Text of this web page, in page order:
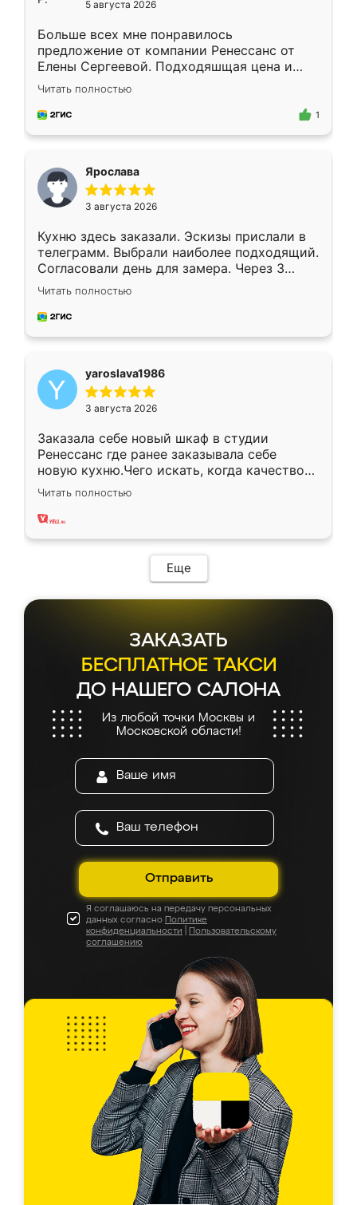
5 августа 2026
Больше всех мне понравилось
предложение от компании Ренессанс от
Елены Сергеевой. Подходяшщая цена и
короткие сроки изготовления. Приехавший
для замера сотрудник Владислав
предложил по моему эскизу самый
Читать полностью
1
Ярослава
3 августа 2026
Кухню здесь заказали. Эскизы прислали в
телеграмм. Выбрали наиболее подходящий.
Согласовали день для замера. Через 3
недели кухня была уже готова. Остались
довольны работой. Спасибо Ренессанс
мебель за качественную работу!
Читать полностью
yaroslava1986
3 августа 2026
Заказала себе новый шкаф в студии
Ренессанс где ранее заказывала себе
новую кухню.Чего искать, когда качеством
вполне довольна. Служит кухня уже почти
два года, нареканий нет.
Читать полностью
Еще
ЗАКАЗАТЬ
БЕСПЛАТНОЕ ТАКСИ
ДО НАШЕГО САЛОНА
Из любой точки Москвы и
Московской области!
Отправить
Я соглашаюсь на передачу персональных
данных согласно Политике
конфиденциальности
Пользовательскому
соглашению